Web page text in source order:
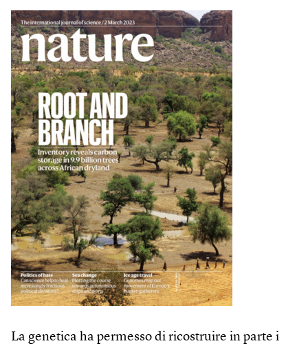
La genetica ha permesso di ricostruire in parte i